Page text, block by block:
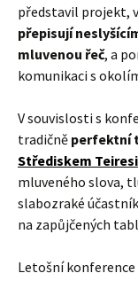
představil projekt,
přepisují
mluvenou řeč, a
komunikaci s
V souvislosti s
tradičně perfektní
Střediskem
mluveného slova,
slabozraké
na zapůjčených
Letošní konference